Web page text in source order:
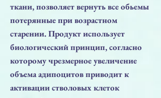
ткани, позволяет вернуть все обьемы
потерянные при возрастном
старении. Продукт использует
биологический принцип, согласно
которому чрезмерное увеличение
объема адипоцитов приводит к
активации стволовых клеток